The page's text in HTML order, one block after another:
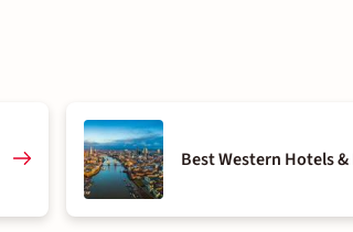
Best Western Hotels